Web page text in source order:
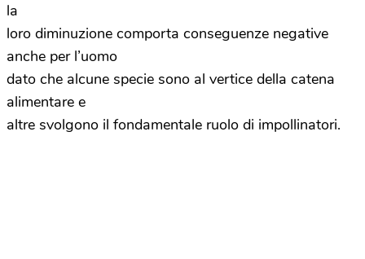
la
loro diminuzione comporta conseguenze negative
anche per l’uomo
dato che alcune specie sono al vertice della catena
alimentare e
altre svolgono il fondamentale ruolo di impollinatori.